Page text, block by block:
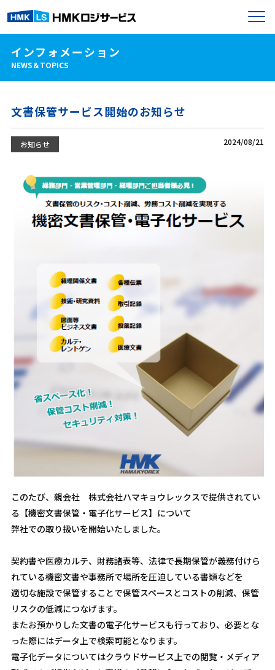
インフォメーション
NEWS＆TOPICS
文書保管サービス開始のお知らせ
お知らせ 2024/08/21
このたび、親会社 株式会社ハマキョウレックスで提供されてい
る【機密文書保管・電子化サービス】について
弊社での取り扱いを開始いたしました。
契約書や医療カルテ、財務諸表等、法律で長期保管が義務付けら
れている機密文書や事務所で場所を圧迫している書類などを
適切な施設で保管することで保管スペースとコストの削減、保管
リスクの低減につなげます。
またお預かりした文書の電子化サービスも行っており、必要とな
った際にはデータ上で検索可能となります。
電子化データについてはクラウドサービス上での閲覧・メディア